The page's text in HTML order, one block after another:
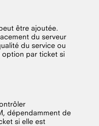
être ajoutée.
du serveur
du service ou
option par ticket si
dépendamment de
si elle est